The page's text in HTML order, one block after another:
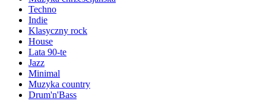
Techno
Indie
Klasyczny rock
House
Lata 90-te
Jazz
Minimal
Muzyka country
Drum'n'Bass